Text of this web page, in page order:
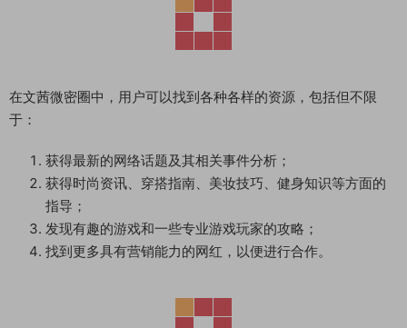
在文茜微密圈中，用户可以找到各种各样的资源，包括但不限
于：
获得最新的网络话题及其相关事件分析；
获得时尚资讯、穿搭指南、美妆技巧、健身知识等方面的
指导；
发现有趣的游戏和一些专业游戏玩家的攻略；
找到更多具有营销能力的网红，以便进行合作。